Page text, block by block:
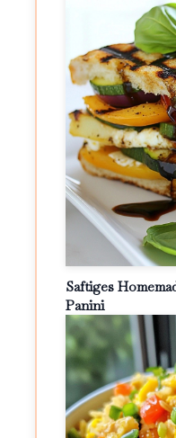
Saftiges
Panini